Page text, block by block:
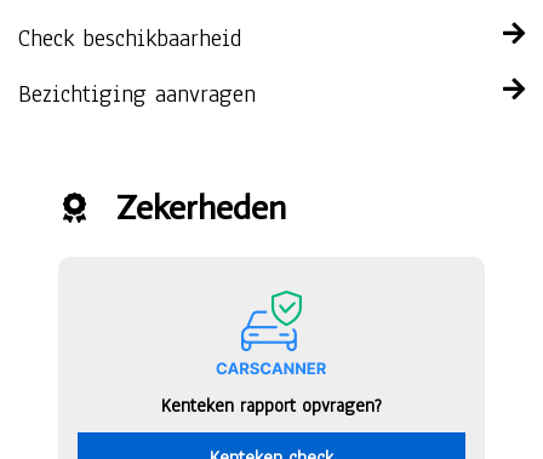
Check beschikbaarheid
Bezichtiging aanvragen
Zekerheden
Kenteken rapport opvragen?